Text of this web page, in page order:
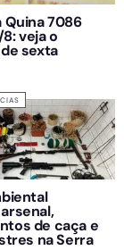
Quina 7086
veja o
sexta
de caça e
na Serra